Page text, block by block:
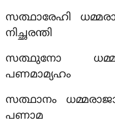
സത്ഥാരേഹി
നിച്ഛരന്തി
സത്ഥുനോ
പണമാമ്യഹം
സത്ഥാനം
പണാമ